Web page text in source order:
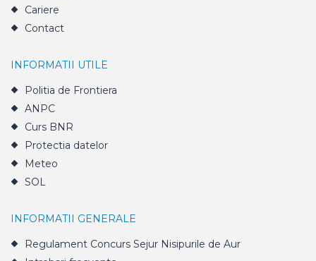
Cariere
Contact
INFORMATII UTILE
Politia de Frontiera
ANPC
Curs BNR
Protectia datelor
Meteo
SOL
INFORMATII GENERALE
Regulament Concurs Sejur Nisipurile de Aur